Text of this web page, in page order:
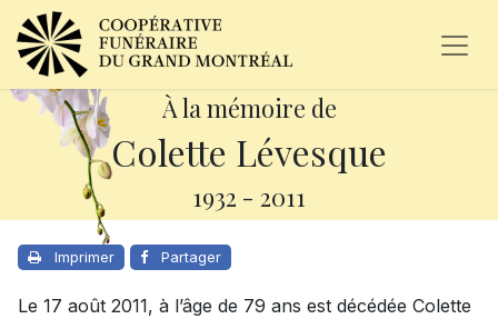
À la mémoire de
Colette Lévesque
1932 - 2011
Imprimer Partager
Le 17 août 2011, à l’âge de 79 ans est décédée Colette